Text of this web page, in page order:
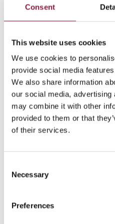
Consent
This website uses cookies
We use cookies to
provide social media
We also share information
our social media,
may combine it with other
provided to them or that
of their services.
Necessary
Preferences
Dette er løsninger som vi
brukere godt, sier Mads
– Denne analysen kan